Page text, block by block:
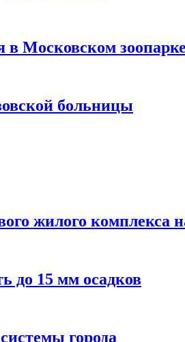
Московском зоопарке
больницы
жилого комплекса
до 15 мм осадков
города